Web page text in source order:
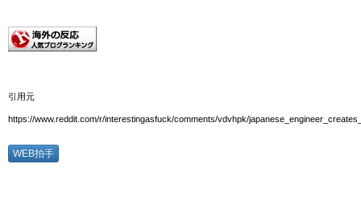
引用元
https://www.reddit.com/r/interestingasfuck/comments/vdvhpk/
WEB拍手